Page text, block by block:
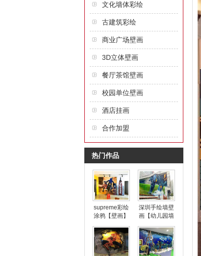
文化墙体彩绘
古建筑彩绘
商业广场壁画
3D立体壁画
餐厅茶馆壁画
校园单位壁画
酒店挂画
合作加盟
热门作品
supreme彩绘
涂鸦【壁画】
深圳手绘墙壁
画【幼儿园墙